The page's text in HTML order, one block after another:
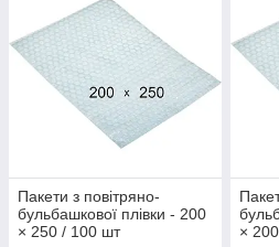
Пакети з повітряно-
бульбашкової плівки - 200
× 250 / 100 шт
×